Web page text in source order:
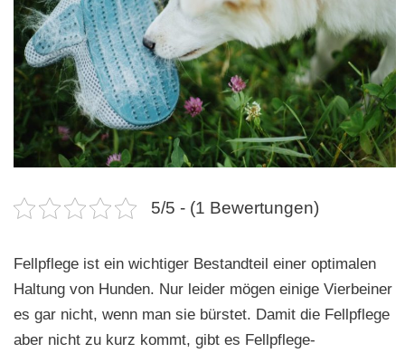
i
n
g
e
n
5/5 - (1 Bewertungen)
Fellpflege ist ein wichtiger Bestandteil einer optimalen
Haltung von Hunden. Nur leider mögen einige Vierbeiner
es gar nicht, wenn man sie bürstet. Damit die Fellpflege
aber nicht zu kurz kommt, gibt es Fellpflege-